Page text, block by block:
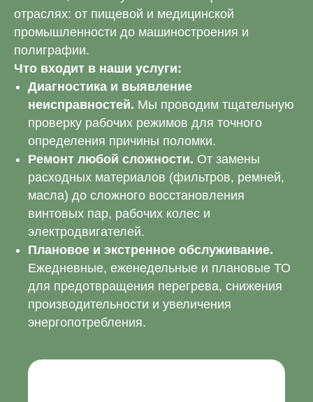
отраслях: от пищевой и медицинской
промышленности до машиностроения и
полиграфии.
Что входит в наши услуги:
Диагностика и выявление
неисправностей. Мы проводим тщательную
проверку рабочих режимов для точного
определения причины поломки.
Ремонт любой сложности. От замены
расходных материалов (фильтров, ремней,
масла) до сложного восстановления
винтовых пар, рабочих колес и
электродвигателей.
Плановое и экстренное обслуживание.
Ежедневные, еженедельные и плановые ТО
для предотвращения перегрева, снижения
производительности и увеличения
энергопотребления.